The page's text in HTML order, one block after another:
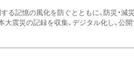
る記憶の風化を防ぐとともに、防災・減
震災の記録を収集、デジタル化し、公